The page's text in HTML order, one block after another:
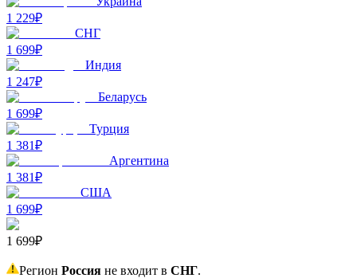
1 229₽
СНГ
1 699₽
Индия
1 247₽
Беларусь
1 699₽
Турция
1 381₽
Аргентина
1 381₽
США
1 699₽
1 699₽
Регион Россия не входит в СНГ.